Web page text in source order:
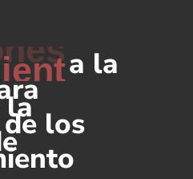
a la
la los